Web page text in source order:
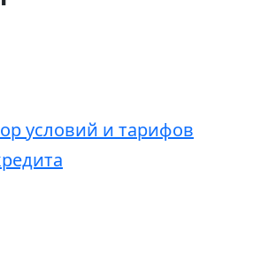
условий и тарифов